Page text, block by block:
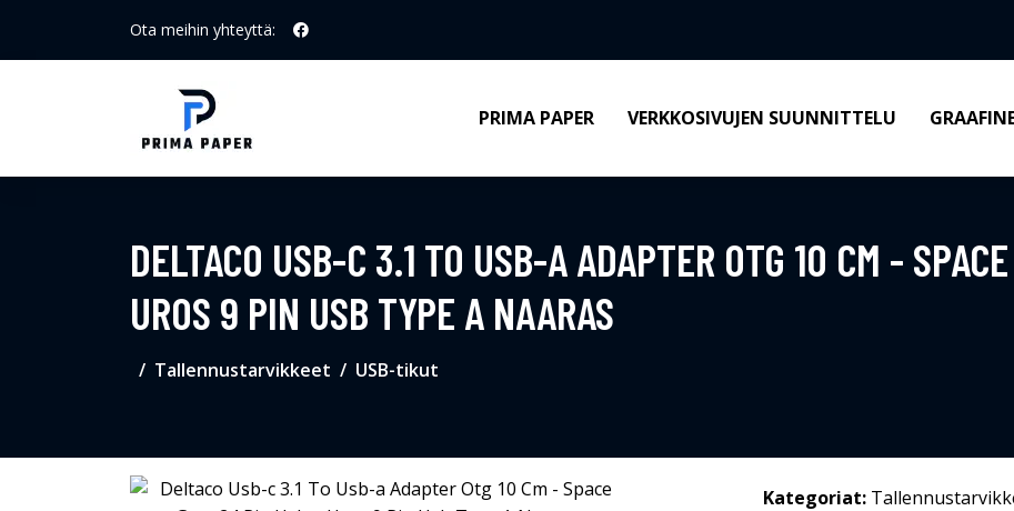
Ota meihin yhteyttä:
PRIMA PAPER VERKKOSIVUJEN SUUNNITTELU
DELTACO USB-C 3.1 TO USB-A ADAPTER OTG 10 CM -
UROS 9 PIN USB TYPE A NAARAS
Tallennustarvikkeet USB-tikut
Kategoriat: